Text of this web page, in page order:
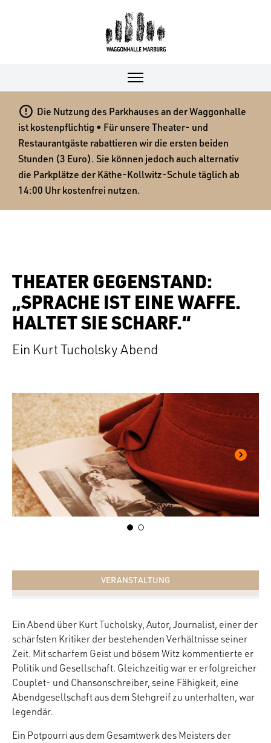
 Die Nutzung des Parkhauses an der Waggonhalle
ist kostenpflichtig • Für unsere Theater- und
Restaurantgäste rabattieren wir die ersten beiden
Stunden (3 Euro). Sie können jedoch auch alternativ
die Parkplätze der Käthe-Kollwitz-Schule täglich ab
14:00 Uhr kostenfrei nutzen.
THEATER GEGENSTAND:
„SPRACHE IST EINE WAFFE.
HALTET SIE SCHARF.“
Ein Kurt Tucholsky Abend
VERANSTALTUNG
Ein Abend über Kurt Tucholsky, Autor, Journalist, einer der
schärfsten Kritiker der bestehenden Verhältnisse seiner
Zeit. Mit scharfem Geist und bösem Witz kommentierte er
Politik und Gesellschaft. Gleichzeitig war er erfolgreicher
Couplet- und Chansonschreiber, seine Fähigkeit, eine
Abendgesellschaft aus dem Stehgreif zu unterhalten, war
legendär.
Ein Potpourri aus dem Gesamtwerk des Meisters der